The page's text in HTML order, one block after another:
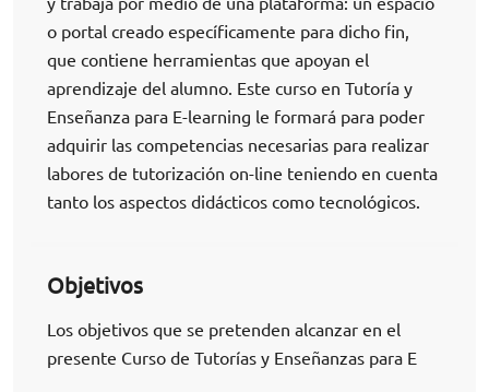
o portal creado específicamente para dicho fin,
que contiene herramientas que apoyan el
aprendizaje del alumno. Este curso en Tutoría y
Enseñanza para E-learning le formará para poder
adquirir las competencias necesarias para realizar
labores de tutorización on-line teniendo en cuenta
tanto los aspectos didácticos como tecnológicos.
Objetivos
Los objetivos que se pretenden alcanzar en el
presente Curso de Tutorías y Enseñanzas para E